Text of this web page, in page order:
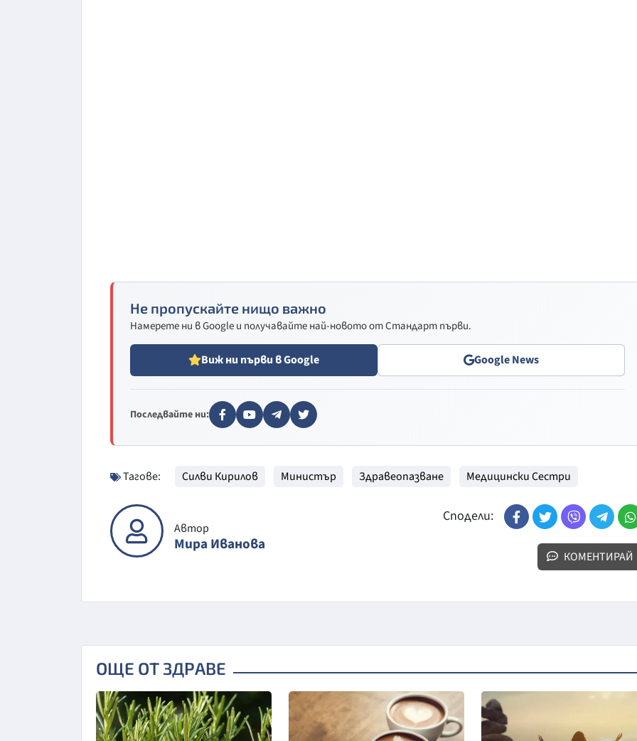
Не пропускайте нищо важно
Намерете ни в Google и получавайте най-новото от Стандарт първи.
Виж ни първи в Google Google News
Последвайте ни:
Тагове: Силви Кирилов Министър Здравеопазване Медицински Сестри
Автор
Мира Иванова
Сподели:
КОМЕНТИРАЙ
ОЩЕ ОТ ЗДРАВЕ